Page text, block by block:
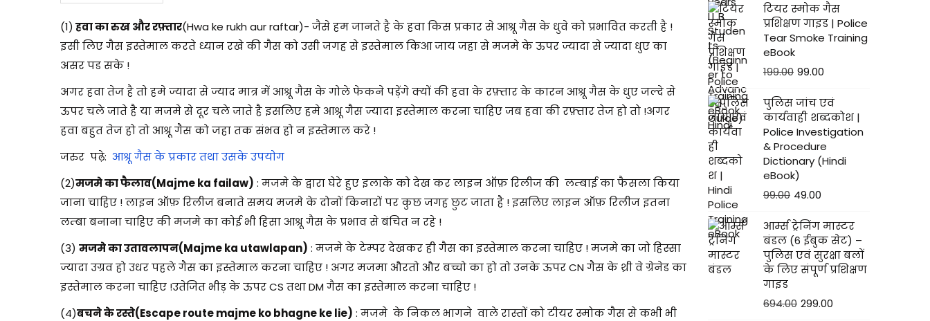
(1) हवा का रुख और रफ़्तार(Hwa ke rukh aur raftar)- जैसे हम जानते है के हवा किस प्रकार से आश्रू गैस के धुवे को प्रभावित करती है !
इसी लिए गैस इस्तेमाल करते ध्यान रखे की गैस को उसी जगह से इस्तेमाल किआ जाय जहा से मजमे के ऊपर ज्यादा से ज्यादा धुए का
असर पड सके !
अगर हवा तेज है तो हमे ज्यादा से ज्याद मात्र में आश्रू गैस के गोले फेकने पड़ेंगे क्यों की हवा के रफ़्तार के कारन आश्रू गैस के धुए जल्दे से
ऊपर चले जाते है या मजमे से दूर चले जाते है इसलिए हमे आश्रू गैस ज्यादा इस्तेमाल करना चाहिए जब हवा की रफ़्तार तेज हो तो !अगर
हवा बहुत तेज हो तो आश्रू गैस को जहा तक संभव हो न इस्तेमाल करे !
जरुर पढ़े: आश्रू गैस के प्रकार तथा उसके उपयोग
(2)मजमे का फैलाव(Majme ka failaw) : मजमे के द्वारा घेरे हुए इलाके को देख कर लाइन ऑफ़ रिलीज की लम्बाई का फैसला किया
जाना चाहिए ! लाइन ऑफ़ रिलीज बनाते समय मजमे के दोनों किनारों पर कुछ जगह छुट जाता है ! इसलिए लाइन ऑफ़ रिलीज इतना
लम्बा बनाना चाहिए की मजमे का कोई भी हिसा आश्रू गैस के प्रभाव से बंचित न रहे !
(3) मजमे का उतावलापन(Majme ka utawlapan) : मजमे के टेम्पर देखकर ही गैस का इस्तेमाल करना चाहिए ! मजमे का जो हिस्सा
ज्यादा उग्रव हो उधर पहले गैस का इस्तेमाल करना चाहिए ! अगर मजमा औरतो और बच्चो का हो तो उनके ऊपर CN गैस के थ्री वे ग्रेनेड का
इस्तेमाल करना चाहिए !उतेजित भीड़ के ऊपर CS तथा DM गैस का इस्तेमाल करना चाहिए !
(4)बचने के रस्ते(Escape route majme ko bhagne ke lie) : मजमे के निकल भागने वाले रास्तों को टीयर स्मोक गैस से कभी भी
टियर स्मोक गैस
प्रशिक्षण गाइड | Police
Tear Smoke Training
eBook
199.00 99.00
पुलिस जांच एवं
कार्यवाही शब्दकोश |
Police Investigation
& Procedure
Dictionary (Hindi
eBook)
99.00 49.00
आर्म्स ट्रेनिंग मास्टर
बंडल (6 ईबुक सेट) –
पुलिस एवं सुरक्षा बलों
के लिए संपूर्ण प्रशिक्षण
गाइड
694.00 299.00